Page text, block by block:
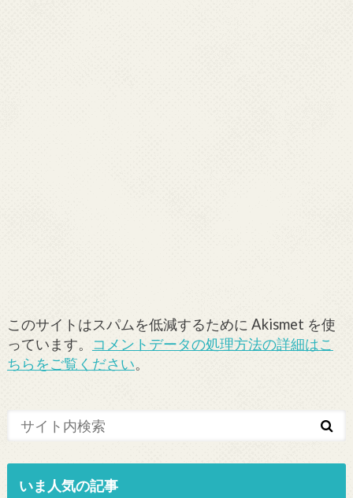
このサイトはスパムを低減するために Akismet を使
っています。 コメントデータの処理方法の詳細はこ
ちらをご覧ください。
いま人気の記事